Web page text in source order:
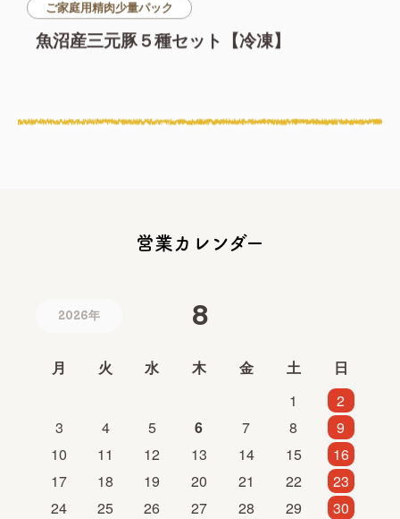
ご家庭用精肉少量パック
魚沼産三元豚５種セット【冷凍】
営業カレンダー
2026年 8
月 火 水 木 金 土
日
1
2
3
4 5 6 7 8
9
10
11 12 13 14 15
16
17
18 19 20 21 22
23
24
25 26 27 28 29
30